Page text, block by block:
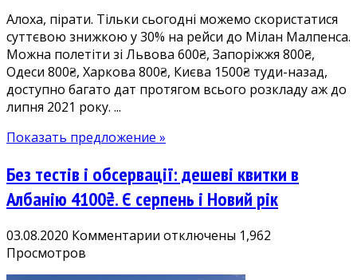
Італію
зі
Львова
600₴,
Запоріжжя/
800₴,
1500₴
в
обидва
боки
Алоха, пірати. Тільки сьогодні можемо скористатися
суттєвою знижкою у 30% на рейси до Мілан Малпенса.
Можна полетіти зі Львова 600₴, Запоріжжя 800₴,
Одеси 800₴, Харкова 800₴, Києва 1500₴ туди-назад,
доступно багато дат протягом всього розкладу аж до
липня 2021 року. ...
Показать предложение »
Без тестів і обсервації: дешеві квитки в
Албанію 4100₴. Є серпень і Новий рік
03.08.2020 Комментарии к
Без
отключены 1,962
Просмотров